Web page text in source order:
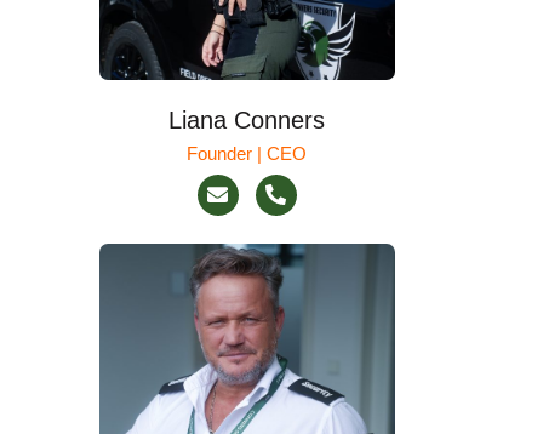
Liana Conners
Founder | CEO